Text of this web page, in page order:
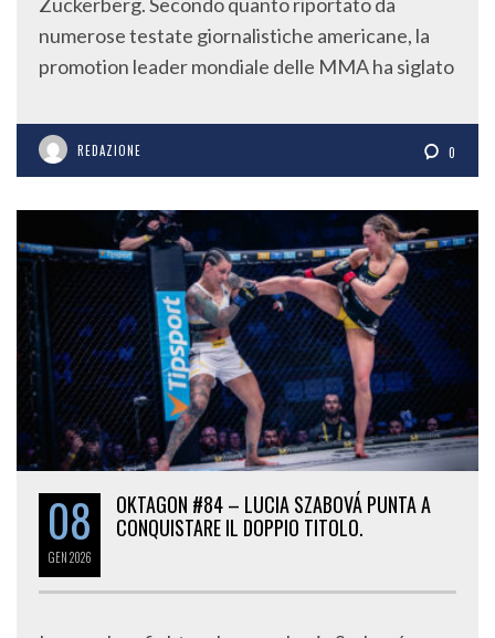
numerose testate giornalistiche americane, la
promotion leader mondiale delle MMA ha siglato
REDAZIONE
08
GEN 2026
CONQUISTARE IL DOPPIO TITOLO.